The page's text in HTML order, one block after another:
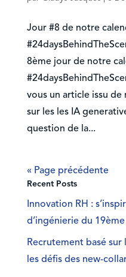
Jour #8 de notre
8ème jour de notre
vous un article issu
sur les les IA
question de la...
« Page précédente
Recent Posts
Innovation RH :
d’ingénierie du
Recrutement basé
les défis des new-